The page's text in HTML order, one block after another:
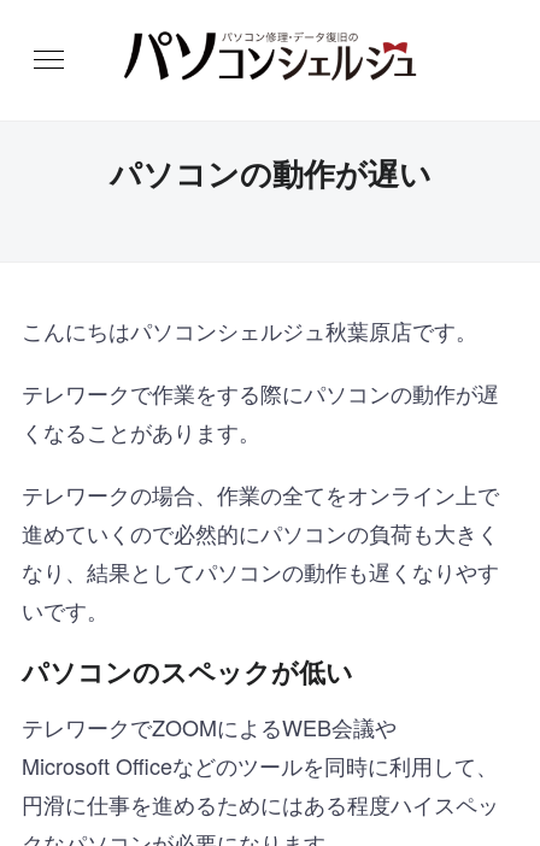
パソコンの動作が遅い
こんにちはパソコンシェルジュ秋葉原店です。
テレワークで作業をする際にパソコンの動作が遅
くなることがあります。
テレワークの場合、作業の全てをオンライン上で
進めていくので必然的にパソコンの負荷も大きく
なり、結果としてパソコンの動作も遅くなりやす
いです。
パソコンのスペックが低い
テレワークでZOOMによるWEB会議や
Microsoft Officeなどのツールを同時に利用して、
円滑に仕事を進めるためにはある程度ハイスペッ